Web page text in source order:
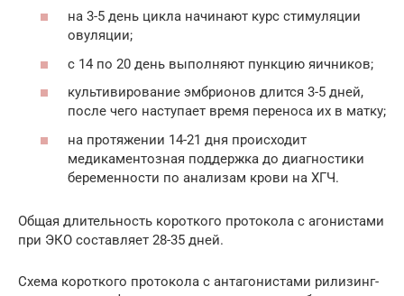
на 3-5 день цикла начинают курс стимуляции
овуляции;
с 14 по 20 день выполняют пункцию яичников;
культивирование эмбрионов длится 3-5 дней,
после чего наступает время переноса их в матку;
на протяжении 14-21 дня происходит
медикаментозная поддержка до диагностики
беременности по анализам крови на ХГЧ.
Общая длительность короткого протокола с агонистами
при ЭКО составляет 28-35 дней.
Схема короткого протокола с антагонистами рилизинг-